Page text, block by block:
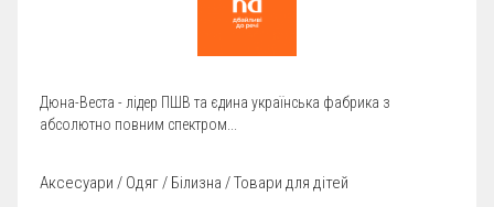
Дюна-Веста - лідер ПШВ та єдина українська фабрика з
абсолютно повним спектром...
Аксесуари / Одяг / Білизна / Товари для дітей